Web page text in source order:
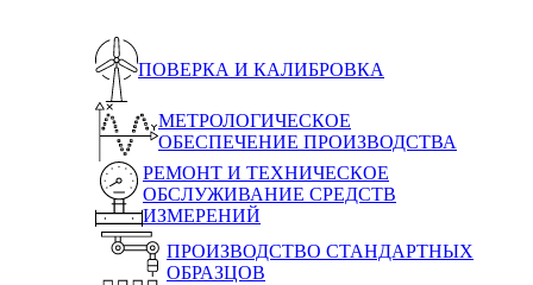
ПОВЕРКА И КАЛИБРОВКА
МЕТРОЛОГИЧЕСКОЕ
ОБЕСПЕЧЕНИЕ ПРОИЗВОДСТВА
РЕМОНТ И ТЕХНИЧЕСКОЕ
ОБСЛУЖИВАНИЕ СРЕДСТВ
ИЗМЕРЕНИЙ
ПРОИЗВОДСТВО СТАНДАРТНЫХ
ОБРАЗЦОВ